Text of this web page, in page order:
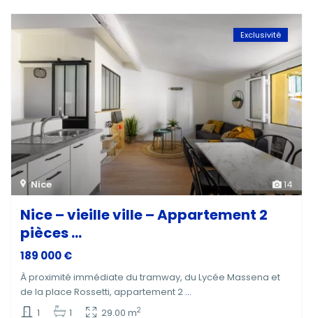
14
Nice
Exclusivité
Nice – vieille ville – Appartement 2
pièces ...
189 000 €
À proximité immédiate du tramway, du Lycée Massena et
de la place Rossetti, appartement 2 ...
1
1 29.00 m2